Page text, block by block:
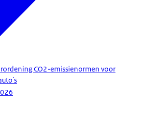
CO2-emissienormen voor